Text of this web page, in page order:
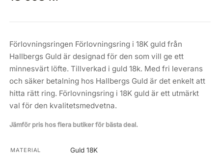
Förlovningsringen Förlovningsring i 18K guld från
Hallbergs Guld är designad för den som vill ge ett
minnesvärt löfte. Tillverkad i guld 18k. Med fri leverans
och säker betalning hos Hallbergs Guld är det enkelt att
hitta rätt ring. Förlovningsring i 18K guld är ett utmärkt
val för den kvalitetsmedvetna.
Jämför pris hos flera butiker för bästa deal.
MATERIAL Guld 18K